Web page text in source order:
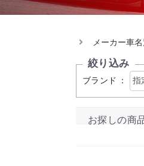
メーカー車名
絞り込み
ブランド ：
お探しの商